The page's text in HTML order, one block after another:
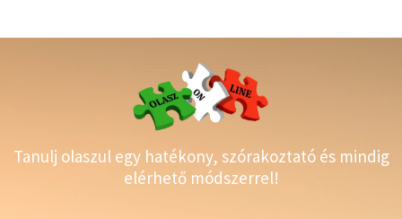
Tanulj olaszul egy hatékony, szórakoztató és mindig
elérhető módszerrel!